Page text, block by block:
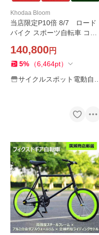
Khodaa Bloom
当店限定P10倍 8/7 ロード
バイク スポーツ自転車 コー
2026 Khodaa Bloom FARNA
SL2 18段変速 [26 FARNA SL
140,800円
5% （6,464pt）
サイクルスポット電動自転